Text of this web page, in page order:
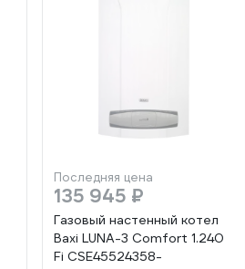
Последняя цена
135 945 ₽
Газовый настенный котел
Baxi LUNA-3 Comfort 1.240
Fi CSE45524358-